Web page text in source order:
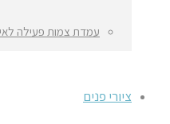
עמדת צמות פעילה
ציורי פנים